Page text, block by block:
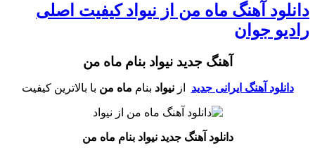
دانلود آهنگ ماه من از نیواد کیفیت اصلی
رادیو جوان
آهنگ جدید نیواد بنام ماه من
دانلود آهنگ ایرانی جدید ازنیواد بنام ماه من با بالاترین کیفیت
دانلود آهنگ جدید نیواد بنام ماه من